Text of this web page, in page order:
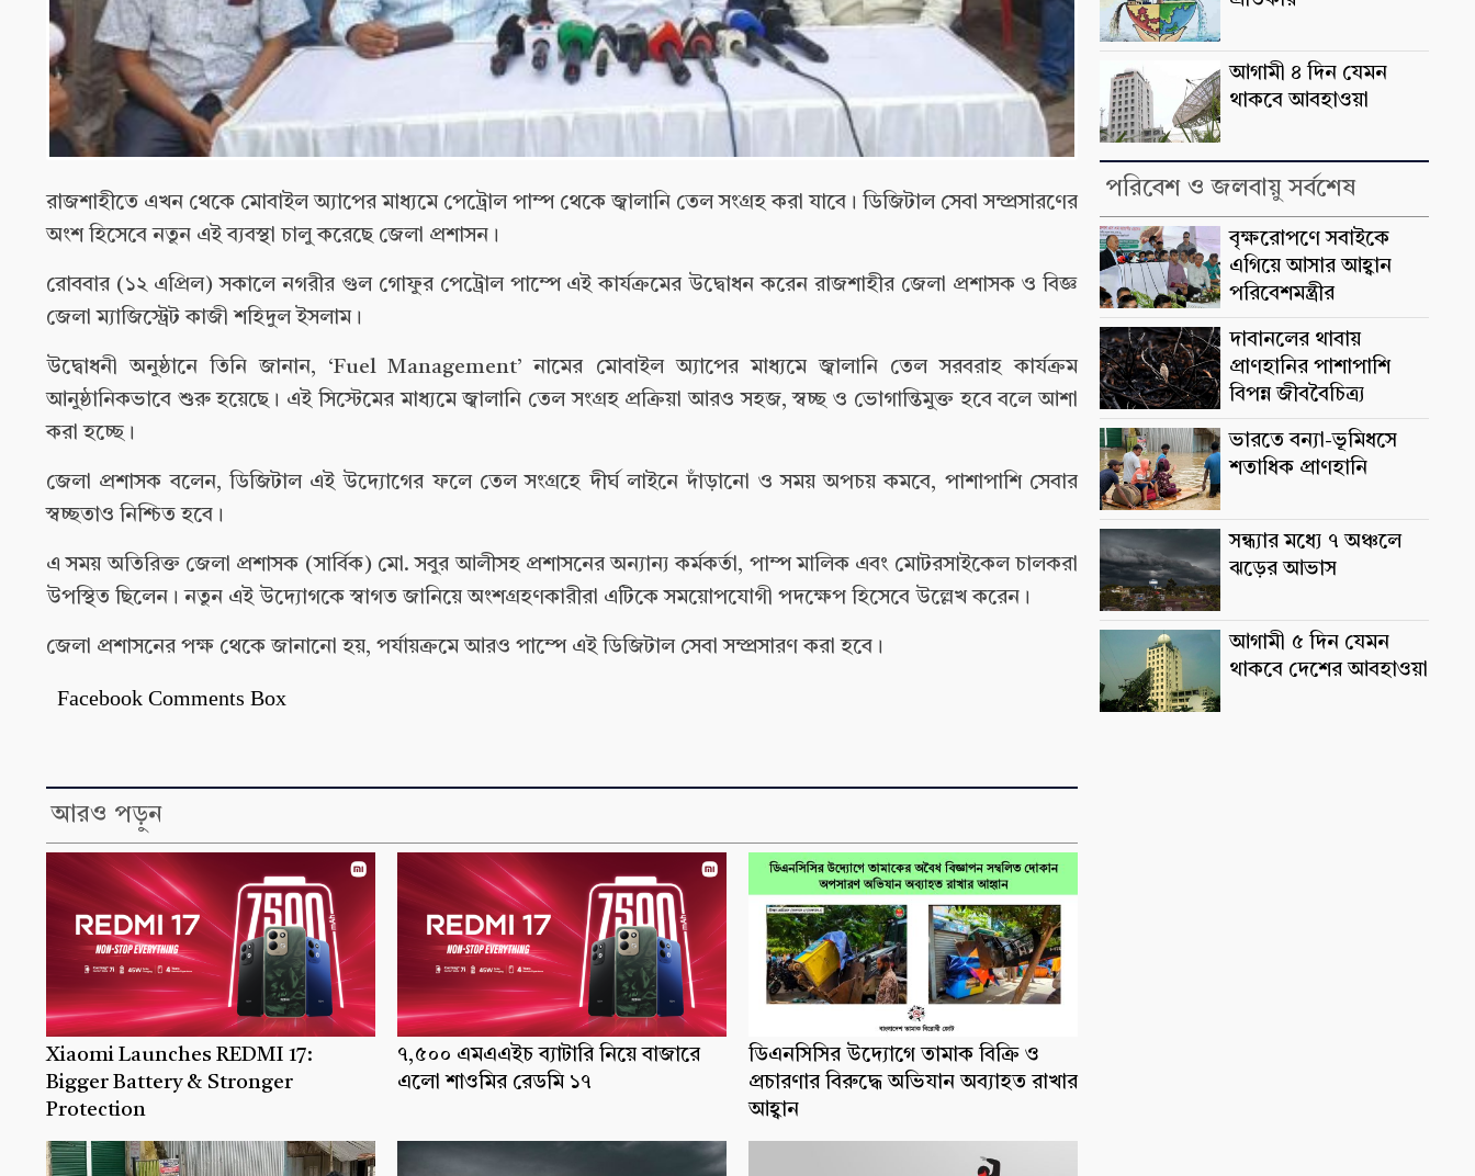
রাজশাহীতে এখন থেকে মোবাইল অ্যাপের মাধ্যমে পেট্রোল পাম্প থেকে জ্বালানি তেল সংগ্রহ করা যাবে। ডিজিটাল সেবা সম্প্রসারণের
অংশ হিসেবে নতুন এই ব্যবস্থা চালু করেছে জেলা প্রশাসন।
রোববার (১২ এপ্রিল) সকালে নগরীর গুল গোফুর পেট্রোল পাম্পে এই কার্যক্রমের উদ্বোধন করেন রাজশাহীর জেলা প্রশাসক ও বিজ্ঞ
জেলা ম্যাজিস্ট্রেট কাজী শহিদুল ইসলাম।
উদ্বোধনী অনুষ্ঠানে তিনি জানান, ‘Fuel Management’ নামের মোবাইল অ্যাপের মাধ্যমে জ্বালানি তেল সরবরাহ কার্যক্রম
আনুষ্ঠানিকভাবে শুরু হয়েছে। এই সিস্টেমের মাধ্যমে জ্বালানি তেল সংগ্রহ প্রক্রিয়া আরও সহজ, স্বচ্ছ ও ভোগান্তিমুক্ত হবে বলে আশা
করা হচ্ছে।
জেলা প্রশাসক বলেন, ডিজিটাল এই উদ্যোগের ফলে তেল সংগ্রহে দীর্ঘ লাইনে দাঁড়ানো ও সময় অপচয় কমবে, পাশাপাশি সেবার
স্বচ্ছতাও নিশ্চিত হবে।
এ সময় অতিরিক্ত জেলা প্রশাসক (সার্বিক) মো. সবুর আলীসহ প্রশাসনের অন্যান্য কর্মকর্তা, পাম্প মালিক এবং মোটরসাইকেল চালকরা
উপস্থিত ছিলেন। নতুন এই উদ্যোগকে স্বাগত জানিয়ে অংশগ্রহণকারীরা এটিকে সময়োপযোগী পদক্ষেপ হিসেবে উল্লেখ করেন।
জেলা প্রশাসনের পক্ষ থেকে জানানো হয়, পর্যায়ক্রমে আরও পাম্পে এই ডিজিটাল সেবা সম্প্রসারণ করা হবে।
Facebook Comments Box
আরও পড়ুন
Xiaomi Launches REDMI 17:
Bigger Battery & Stronger
Protection
৭,৫০০ এমএএইচ ব্যাটারি নিয়ে বাজারে
এলো শাওমির রেডমি ১৭
ডিএনসিসির উদ্যোগে তামাক বিক্রি ও
প্রচারণার বিরুদ্ধে অভিযান অব্যাহত রাখার
আহ্বান
আগামী ৪ দিন যেমন
থাকবে আবহাওয়া
পরিবেশ ও জলবায়ু সর্বশেষ
বৃক্ষরোপণে সবাইকে
এগিয়ে আসার আহ্বান
পরিবেশমন্ত্রীর
দাবানলের থাবায়
প্রাণহানির পাশাপাশি
বিপন্ন জীববৈচিত্র্য
ভারতে বন্যা-ভূমিধসে
শতাধিক প্রাণহানি
সন্ধ্যার মধ্যে ৭ অঞ্চলে
ঝড়ের আভাস
আগামী ৫ দিন যেমন
থাকবে দেশের আবহাওয়া